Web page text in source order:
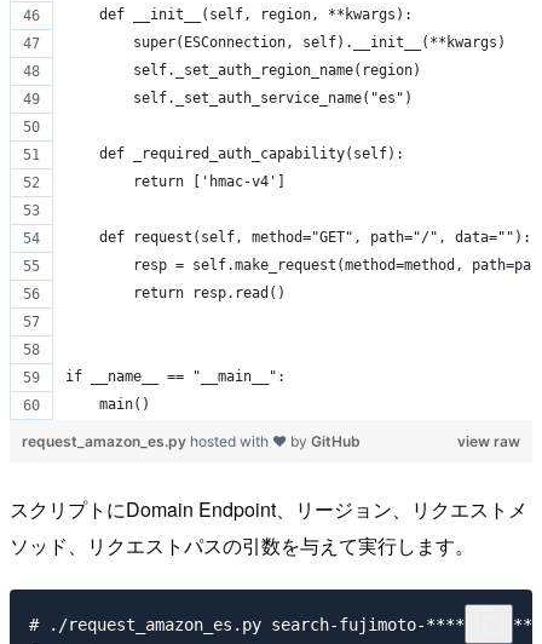
    def __init__(self, region, **kwargs):
        super(ESConnection, self).__init__(**kwargs)
        self._set_auth_region_name(region)
        self._set_auth_service_name("es")
    def _required_auth_capability(self):
        return ['hmac-v4']
    def request(self, method="GET", path="/", data=""):
resp = self.make_request(method=method,
        return resp.read()
if __name__ == "__main__":
    main()
view raw
request_amazon_es.py hosted with ❤ by GitHub
スクリプトにDomain Endpoint、リージョン、リクエストメ
ソッド、リクエストパスの引数を与えて実行します。
# ./request_amazon_es.py search-fujimoto-